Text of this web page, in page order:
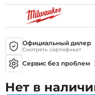
Официальный дилер
Смотреть сертификат
Сервис без проблем
Нет в